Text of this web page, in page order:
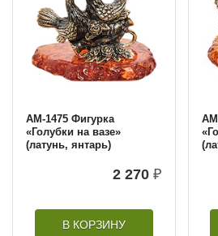
AM-1475 Фигурка
«Голубки на вазе»
(латунь, янтарь)
2 270 ₽
В КОРЗИНУ